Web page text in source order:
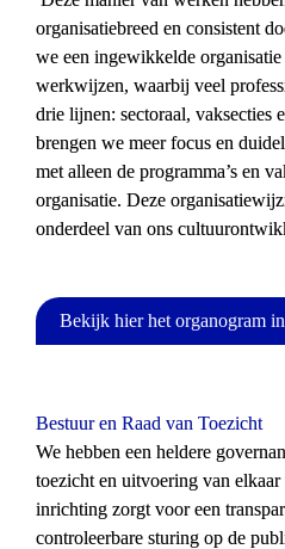
organisatiebreed en consistent
we een ingewikkelde
werkwijzen, waarbij veel
drie lijnen: sectoraal, vaksecties
brengen we meer focus en
met alleen de programma’s en
organisatie. Deze
onderdeel van ons
Bekijk hier het organogram
Bestuur en Raad van Toezicht
We hebben een heldere
toezicht en uitvoering van
inrichting zorgt voor een
controleerbare sturing op de